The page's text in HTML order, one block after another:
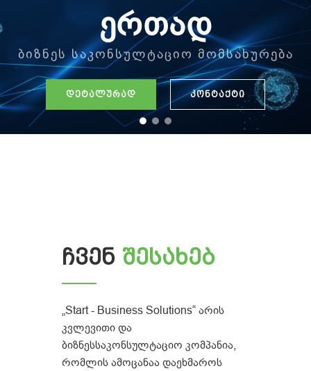
ერთად
ბიზნეს საკონსულტაციო მომსახურება
დეტალურად კონტაქტი
ᲩᲕᲔᲜ ᲨᲔᲡᲐᲮᲔᲑ
„Start - Business Solutions“ არის
კვლევითი და
ბიზნესსაკონსულტაციო კომპანია,
რომლის ამოცანაა დაეხმაროს